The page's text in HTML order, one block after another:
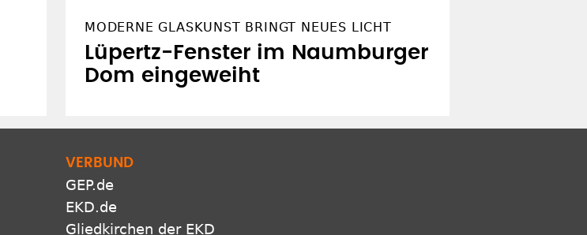
MODERNE GLASKUNST BRINGT NEUES LICHT
Lüpertz-Fenster im Naumburger
Dom eingeweiht
VERBUND
GEP.de
EKD.de
Gliedkirchen der EKD